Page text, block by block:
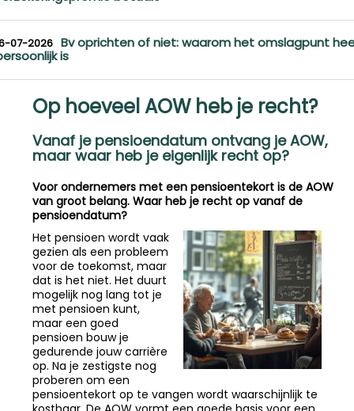
07-2026 Bv oprichten of niet: waarom het omslagpunt
is
Op hoeveel AOW heb je recht?
Vanaf je pensioendatum ontvang je AOW,
maar waar heb je eigenlijk recht op?
Voor ondernemers met een pensioentekort is de AOW
van groot belang. Waar heb je recht op vanaf de
pensioendatum?
Het pensioen wordt vaak
gezien als een probleem
voor de toekomst, maar
dat is het niet. Het duurt
mogelijk nog lang tot je
met pensioen kunt,
maar een goed
pensioen bouw je
gedurende jouw carrière
op. Na je zestigste nog
proberen om een
pensioentekort op te vangen wordt waarschijnlijk te